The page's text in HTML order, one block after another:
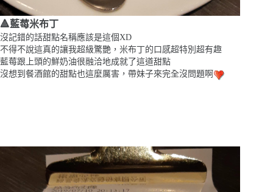
🔺藍莓米布丁
沒記錯的話甜點名稱應該是這個XD
不得不說這真的讓我超級驚艷，米布丁的口感超特別超有趣
藍莓跟上頭的鮮奶油很融洽地成就了這道甜點
沒想到餐酒館的甜點也這麼厲害，帶妹子來完全沒問題啊